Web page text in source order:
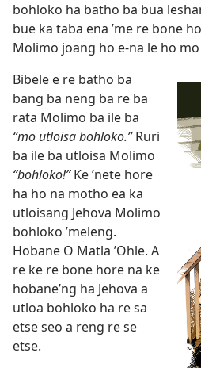
bohloko ha batho ba bua
bue ka taba ena ’me re bone
Molimo joang ho e-na le ho
Bibele e re batho ba
bang ba neng ba re ba
rata Molimo ba ile ba
“mo utloisa bohloko.”Ruri
ba ile ba utloisa Molimo
“bohloko!”Ke ’nete hore
ha ho na motho ea ka
utloisang Jehova Molimo
bohloko ’meleng.
Hobane O Matla ’Ohle. A
re ke re bone hore na ke
hobane’ng ha Jehova a
utloa bohloko ha re sa
etse seo a reng re se
etse.